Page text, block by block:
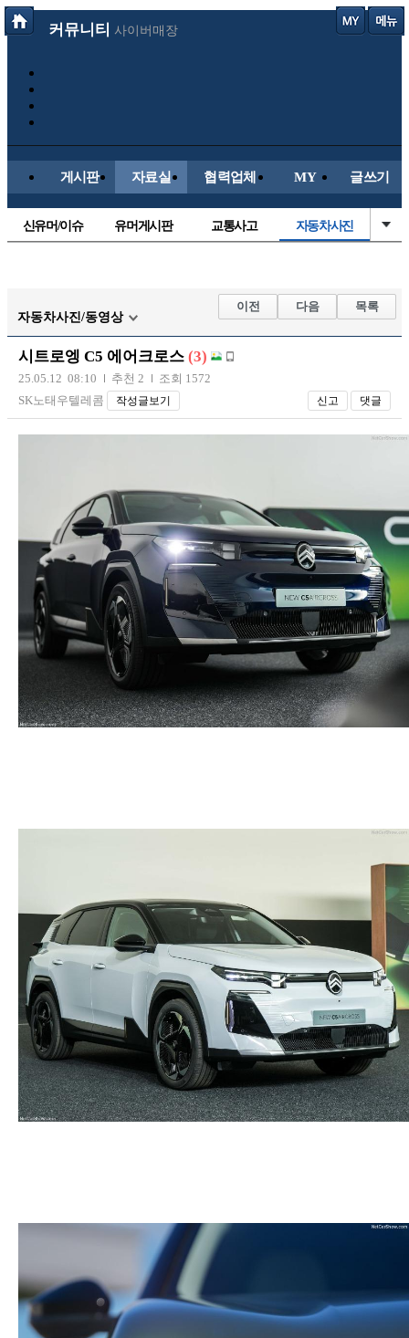
커뮤니티 사이버매장
게시판 자료실 협력업체 MY 글쓰기
신유머/이슈 유머게시판 교통사고 자동차사진
자유사진 군사/무기
트럭/버스 항공/해운/철도
장착시공사진
자동차사진/동영상
이전 다음 목록
시트로엥 C5 에어크로스 (3)
25.05.12 08:10 추천 2
조회 1572
SK노태우텔레콤
작성글보기 신고 댓글